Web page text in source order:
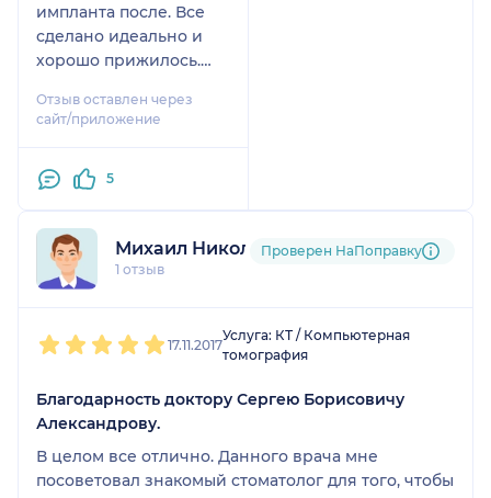
импланта после. Все
сделано идеально и
хорошо прижилось.
благодарность Сергею
Борисовичу за
временную пластинку
имплантов. Сегодня
ставим коронки!
Спасибо!
Отзыв оставлен через
сайт/приложение
5
Михаил Николаевич
1 отзыв
Проверен НаПоправку
17.11.2017
Услуга: КТ / Компьютерная
томография
Благодарность доктору Сергею Борисовичу
Александрову.
В целом все отлично. Данного врача мне
посоветовал знакомый стоматолог для того, чтобы